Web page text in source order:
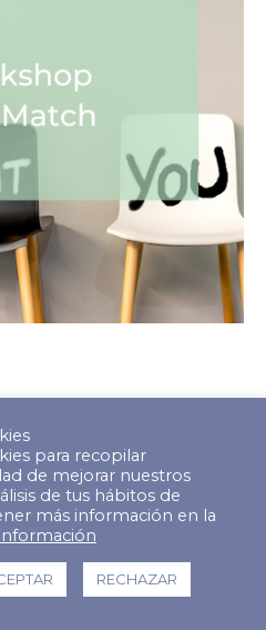
Index. Todos los derechos
Menu
para recopilar
de mejorar nuestros
de tus hábitos de
más información en la
RECHAZAR